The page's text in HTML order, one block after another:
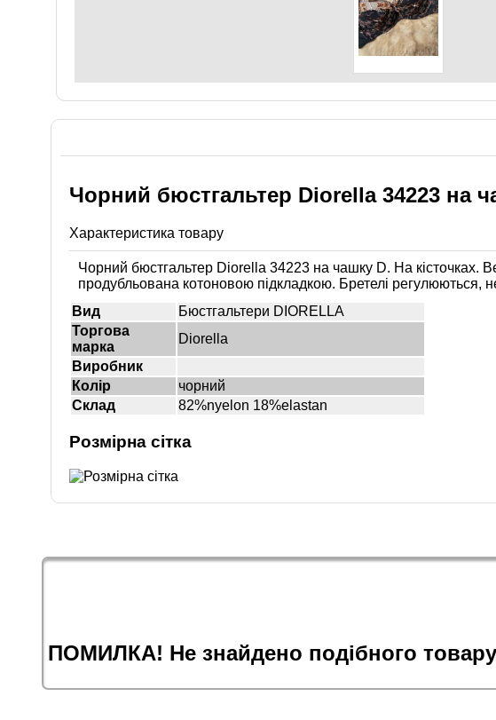
Чорний бюстгальтер Diorella 34223 на
Характеристика товару
Чорний бюстгальтер Diorella 34223 на чашку D. На кісточках.
продубльована котоновою підкладкою. Бретелі регулюються,
Вид
Бюстгальтери DIORELLA
Торгова
марка
Diorella
Виробник
Колір
чорний
Склад
82%nyelon 18%elastan
Розмірна сітка
ПОМИЛКА! Не знайдено подібного